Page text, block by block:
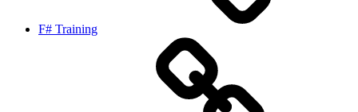
F# Training